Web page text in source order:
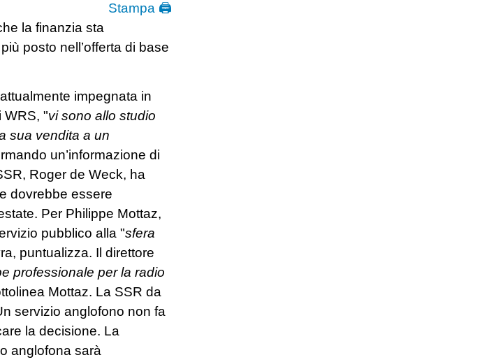
Stampa 🖨
la finanzia sta
posto nell’offerta di base
impegnata in
WRS, "vi sono allo studio
sua vendita a un
un’informazione di
Roger de Weck, ha
dovrebbe essere
Per Philippe Mottaz,
pubblico alla "sfera
puntualizza. Il direttore
professionale per la radio
Mottaz. La SSR da
servizio anglofono non fa
la decisione. La
anglofona sarà